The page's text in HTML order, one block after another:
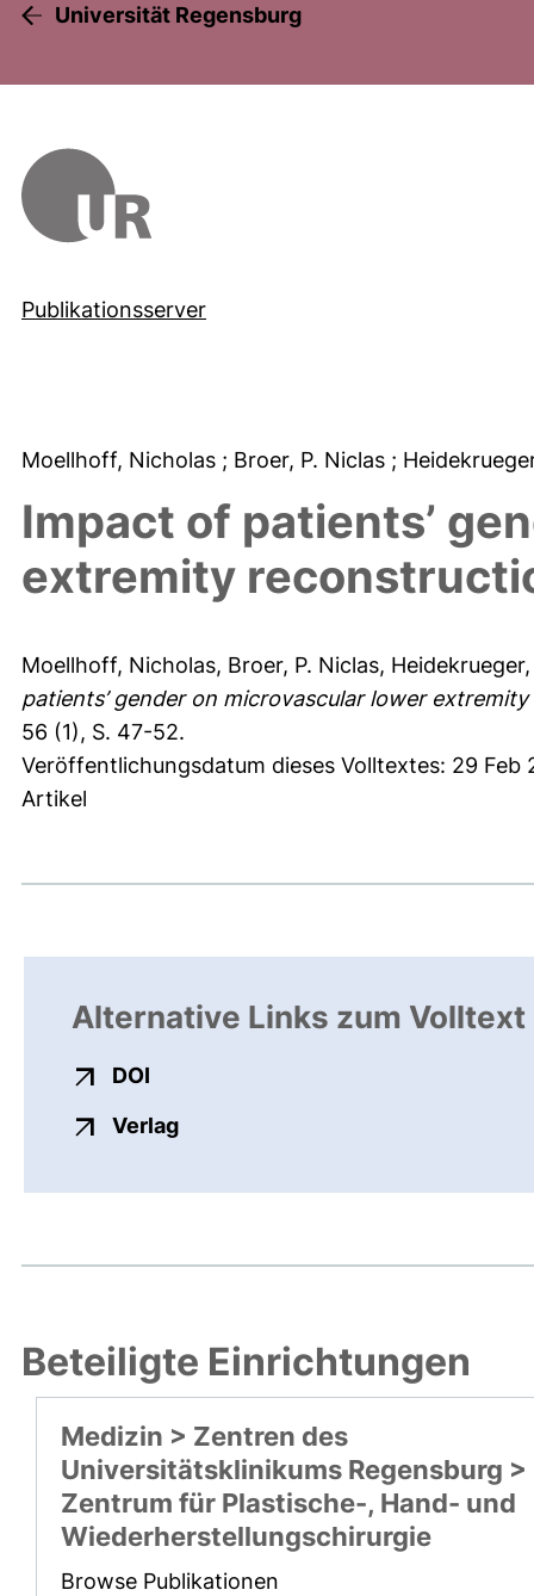
Universität Regensburg
Publikationsserver
Moellhoff, Nicholas ; Broer, P. Niclas ;
Impact of patients’
extremity
Moellhoff, Nicholas, Broer, P. Niclas, Heidekrueger,
patients’ gender on microvascular lower
56 (1), S. 47-52.
Veröffentlichungsdatum dieses Volltextes: 29 Feb
Artikel
Alternative Links zum Volltext
DOI
Verlagexterner Link, öffnet neues
Beteiligte Einrichtungen
Medizin > Zentren des
Universitätsklinikums Regensburg >
Zentrum für Plastische-, Hand- und
Wiederherstellungschirurgie
Browse Publikationen